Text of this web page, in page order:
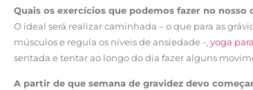
Quais os exercícios que podemos fazer no nosso
O ideal será realizar caminhada – o que para as
músculos e regula os níveis de ansiedade -, yoga
sentada e tentar ao longo do dia fazer alguns
A partir de que semana de gravidez devo